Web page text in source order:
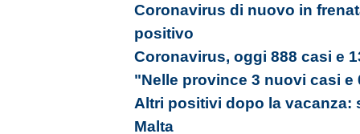
Coronavirus di nuovo in
positivo
Coronavirus, oggi 888 casi e
"Nelle province 3 nuovi casi
Altri positivi dopo la vacanza:
Malta